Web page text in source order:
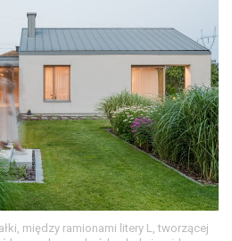
między ramionami litery L, tworzącej